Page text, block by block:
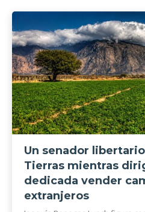
Un senador
Tierras mientras
dedicada vender
extranjeros